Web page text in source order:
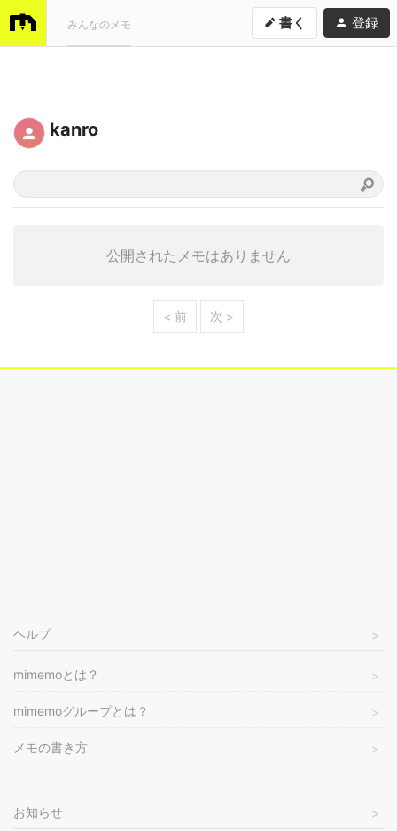
みんなのメモ 書く 登録
kanro
公開されたメモはありません
< 前 次 >
ヘルプ
mimemoとは？
mimemoグループとは？
メモの書き方
お知らせ